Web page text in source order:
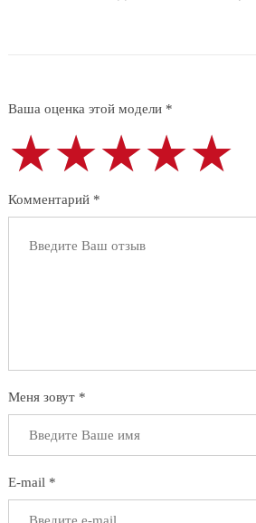
Ваша оценка этой модели *
★★★★★
★★★★★
★★★★★
Комментарий *
Меня зовут *
E-mail *